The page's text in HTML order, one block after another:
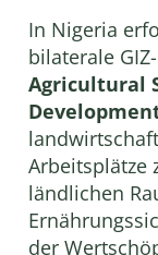
In Nigeria
bilaterale
Agricultural
Arbeitsplätze
ländlichen
der